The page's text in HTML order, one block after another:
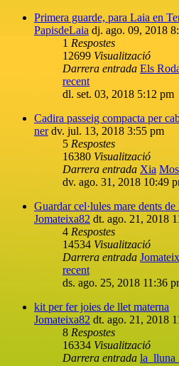
Primera guarde, para Laia en
PapisdeLaia dj. ago. 09, 2018
1 Respostes
12699 Visualització
Darrera entrada Els
recent
dl. set. 03, 2018 5:12 pm
Cadira passeig compacta per
ner dv. jul. 13, 2018 3:55 pm
5 Respostes
16380 Visualització
Darrera entrada Xia
dv. ago. 31, 2018 10:49
Guardar cel·lules mare dents
Jomateixa82 dt. ago. 21, 2018
4 Respostes
14534 Visualització
Darrera entrada
recent
ds. ago. 25, 2018 11:36
kit per fer joies de llet materna
Jomateixa82 dt. ago. 21, 2018
8 Respostes
16334 Visualització
Darrera entrada